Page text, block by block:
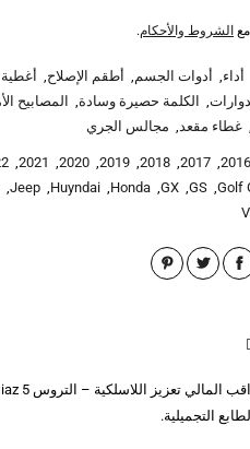
مع الشروط والأحكام.
أداء, أدوات الجسم, أطقم الإصلاح, أغطية
, الكلمة حصيرة وسادة, المصابيح
, غطاء مقعد, مجالس الجري
2016
,
2017
,
2018
,
2019
,
2020
,
2021
,
Golf
,
GS
,
GX
,
Honda
,
Huyndai
,
Jeep
,
التجميلية.